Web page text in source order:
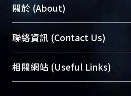
關於 (About)
臺大位居世界頂尖大學之列
展現本校豐碩的研究成果及
機構典藏（NTUR）與學術庫
台，成為臺大學術典藏NTU
聯絡資訊 (Contact Us)
總館學科館員(Main Library)
醫學圖書館學科館員
相關網站 (Useful Links)